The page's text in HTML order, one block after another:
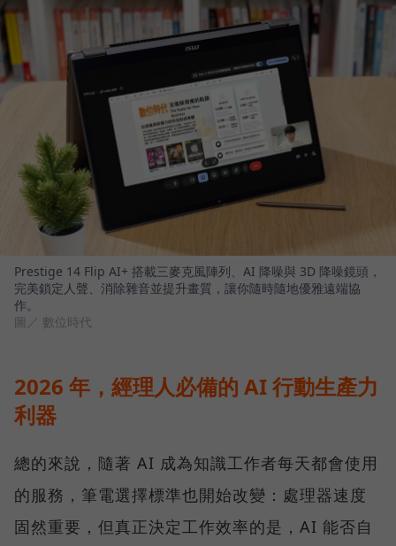
Prestige 14 Flip AI+ 搭載三麥克風陣列、AI 降噪與 3D 降噪鏡頭，
完美鎖定人聲、消除雜音並提升畫質，讓你隨時隨地優雅遠端協
作。
圖／ 數位時代
2026 年，經理人必備的 AI 行動生產力
利器
總的來說，隨著 AI 成為知識工作者每天都會使用
的服務，筆電選擇標準也開始改變：處理器速度
固然重要，但真正決定工作效率的是，AI 能否自